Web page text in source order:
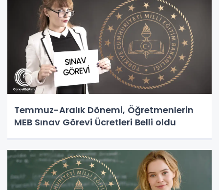
Temmuz-Aralık Dönemi, Öğretmenlerin
MEB Sınav Görevi Ücretleri Belli oldu